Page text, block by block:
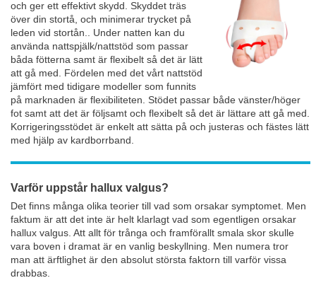
och ger ett effektivt skydd. Skyddet träs
över din stortå, och minimerar trycket på
leden vid stortån.. Under natten kan du
använda nattspjälk/nattstöd som passar
båda fötterna samt är flexibelt så det är lätt
att gå med. Fördelen med det vårt nattstöd
jämfört med tidigare modeller som funnits
på marknaden är flexibiliteten. Stödet passar både vänster/höger
fot samt att det är följsamt och flexibelt så det är lättare att gå med.
Korrigeringsstödet är enkelt att sätta på och justeras och fästes lätt
med hjälp av kardborrband.
Varför uppstår hallux valgus?
Det finns många olika teorier till vad som orsakar symptomet. Men
faktum är att det inte är helt klarlagt vad som egentligen orsakar
hallux valgus. Att allt för trånga och framförallt smala skor skulle
vara boven i dramat är en vanlig beskyllning. Men numera tror
man att ärftlighet är den absolut största faktorn till varför vissa
drabbas.